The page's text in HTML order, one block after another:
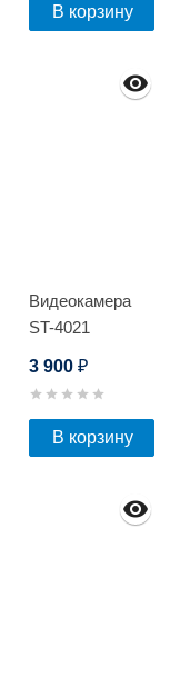
В корзину
Видеокамера
ST-4021
3 900 ₽
В корзину